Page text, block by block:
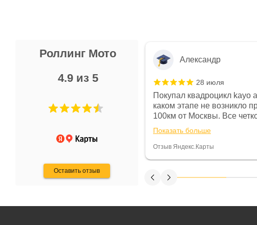
Роллинг Мото
4.9 из 5
Оставить отзыв
Не понравились условия
и дают только на год)
Александр
28 июля
Покупал квадроцикл kayo
каком этапе не возникло
100км от Москвы. Все
спидометре всегда был 0,
постоянно были на связи
Считаю, что это говорит о
Показать больше
Отзыв Яндекс.Карты